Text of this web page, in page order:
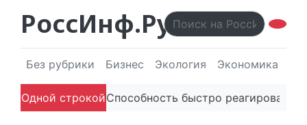
РоссИнф.Ру
Без рубрики Бизнес Экология Экономика
Одной строкой
в речи Способность быстро реагировать через PR